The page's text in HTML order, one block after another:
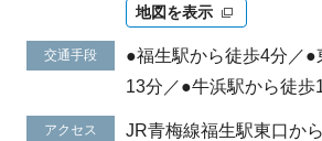
地図を表示
交通手段
●福生駅から徒歩4分／●
13分／●牛浜駅から徒歩
アクセス
JR青梅線福生駅東口か